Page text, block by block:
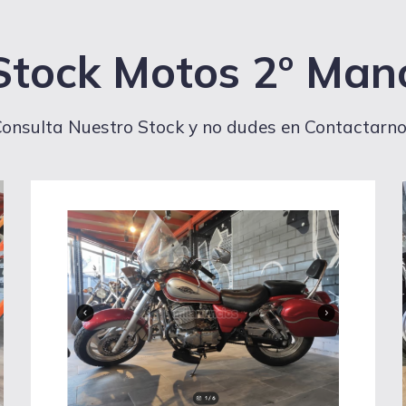
Motos 2º
Nuestro Stock y no dudes en